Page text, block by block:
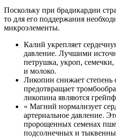
Поскольку при брадикардии
то для его поддержания
микроэлементы.
Калий укрепляет
давление. Лучшими
петрушка, укроп,
и молоко.
Ликопин снижает степень
предотвращает
ликопина являются
« Магний нормализует
артериальное давление.
пророщенных семенах
подсолнечных и